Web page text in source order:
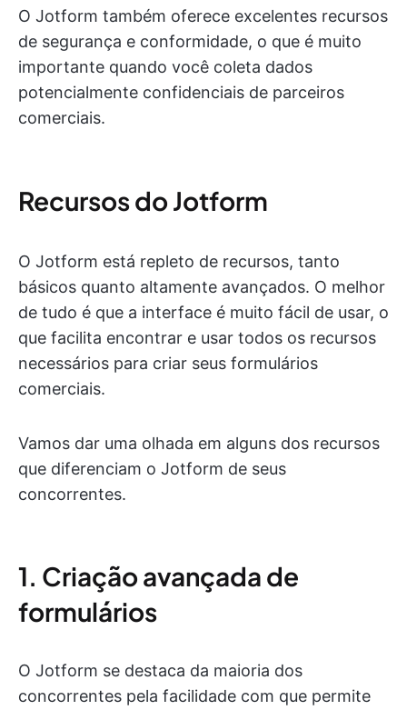
O Jotform também oferece excelentes recursos
de segurança e conformidade, o que é muito
importante quando você coleta dados
potencialmente confidenciais de parceiros
comerciais.
Recursos do Jotform
O Jotform está repleto de recursos, tanto
básicos quanto altamente avançados. O melhor
de tudo é que a interface é muito fácil de usar, o
que facilita encontrar e usar todos os recursos
necessários para criar seus formulários
comerciais.
Vamos dar uma olhada em alguns dos recursos
que diferenciam o Jotform de seus
concorrentes.
1. Criação avançada de
formulários
O Jotform se destaca da maioria dos
concorrentes pela facilidade com que permite